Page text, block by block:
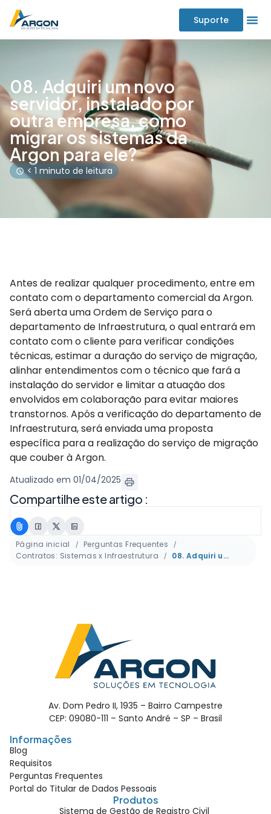
Suporte
08. Adquiri um novo
servidor, instalado por
outra empresa, como
migrar os sistemas da
Argon para ele?
< 1 minuto de leitura
Antes de realizar qualquer procedimento, entre em
contato com o departamento comercial da Argon.
Será aberta uma Ordem de Serviço para o
departamento de Infraestrutura, o qual entrará em
contato com o cliente para verificar condições
técnicas, estimar a duração do serviço de migração,
alinhar entendimentos com o técnico que fará a
instalação do servidor e limitar a atuação dos
envolvidos em colaboração para evitar maiores
transtornos. Após a verificação do departamento de
Infraestrutura, será enviada uma proposta
específica para a realização do serviço de migração
que couber à Argon.
Atualizado em 01/04/2025
Compartilhe este artigo :
Página inicial
Perguntas Frequentes
Contratos: Sistemas x Infraestrutura
08. Adquiri um novo servidor, instalado por outra empresa, como migrar os sistemas da Argon para ele?
Av. Dom Pedro II, 1935 – Bairro Campestre
CEP: 09080-111 – Santo André – SP – Brasil
Informações
Blog
Requisitos
Perguntas Frequentes
Portal do Titular de Dados Pessoais
Produtos
Sistema de Gestão de Registro Civil